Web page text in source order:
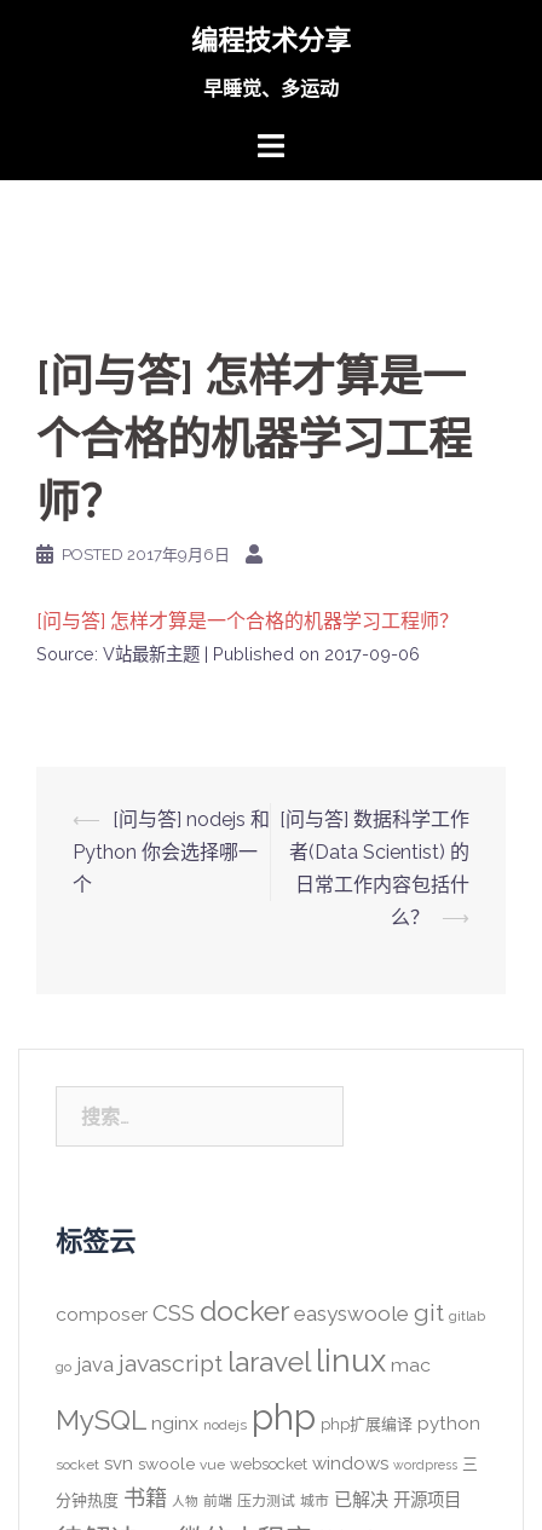
编程技术分享
早睡觉、多运动
[问与答] 怎样才算是一
个合格的机器学习工程
师？
POSTED 2017年9月6日
[问与答] 怎样才算是一个合格的机器学习工程师？
Source: V站最新主题 Published on 2017-09-06
Post
navigation
⟵
[问与答] nodejs 和
Python 你会选择哪一
个
[问与答] 数据科学工作
者(Data Scientist) 的
日常工作内容包括什
么？
⟶
索：
标签云
composer CSS docker easyswoole git gitlab
go java javascript laravel linux mac
MySQL nginx nodejs php php扩展编译 python
socket svn swoole vue websocket windows wordpress 三
分钟热度 书籍 人物 前端 压力测试 城市 已解决 开源项目